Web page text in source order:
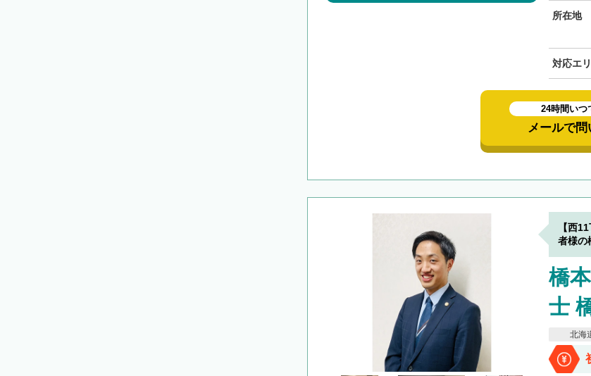
所在地
対応エ
24時間いつ
メールで問
【西
者様の
橋
士
北海